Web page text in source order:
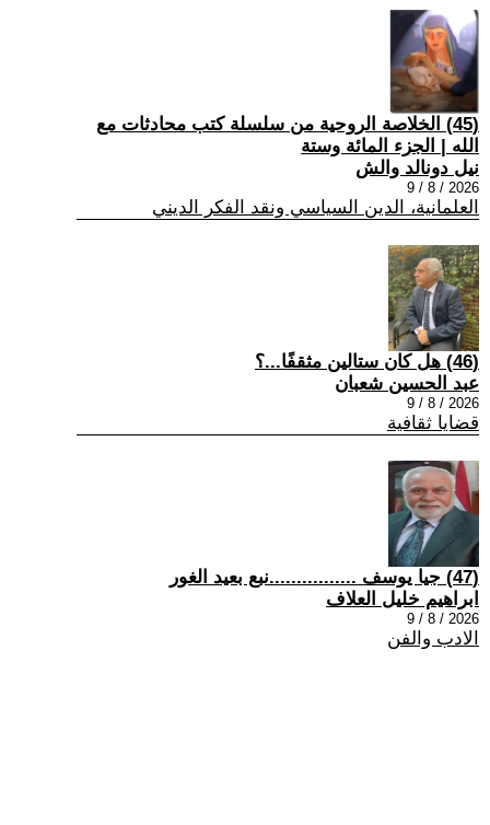
(45) الخلاصة الروحية من سلسلة كتب محادثات مع
الله | الجزء المائة وستة
نيل دونالد والش
2026 / 8 / 9
العلمانية، الدين السياسي ونقد الفكر الديني
(46) هل كان ستالين مثقفًا...؟
عبد الحسين شعبان
2026 / 8 / 9
قضايا ثقافية
(47) جيا يوسف ................نبع بعيد الغور
ابراهيم خليل العلاف
2026 / 8 / 9
الادب والفن